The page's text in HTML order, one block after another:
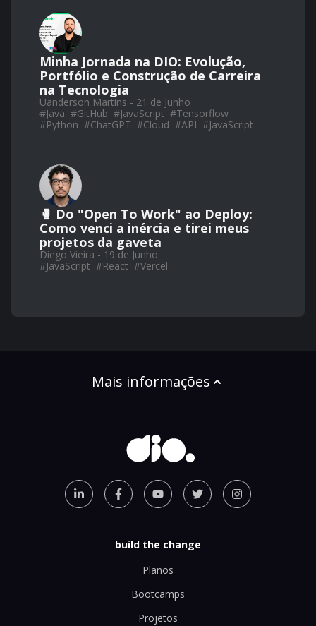
Minha Jornada na DIO: Evolução,
Portfólio e Construção de Carreira
na Tecnologia
Uanderson Martins - 21 de Junho
#Java #GitHub #JavaScript #Tensorflow
#Python #ChatGPT #Cloud #API #JavaScript
🥊 Do "Open To Work" ao Deploy:
Como venci a inércia e tirei meus
projetos da gaveta
Diego Vieira - 19 de Junho
#JavaScript #React #Vercel
Mais informações
build the change
Planos
Bootcamps
Projetos